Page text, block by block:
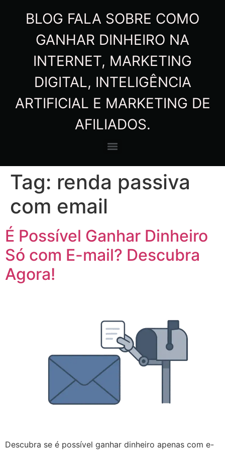
BLOG FALA SOBRE COMO
GANHAR DINHEIRO NA
INTERNET, MARKETING
DIGITAL, INTELIGÊNCIA
ARTIFICIAL E MARKETING DE
AFILIADOS.
Tag: renda passiva
com email
É Possível Ganhar Dinheiro
Só com E-mail? Descubra
Agora!
Descubra se é possível ganhar dinheiro apenas com e-